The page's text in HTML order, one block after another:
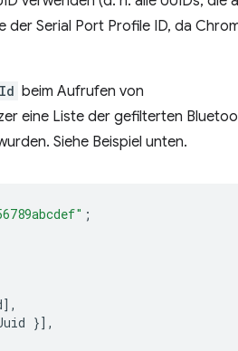
Serial Port Profile ID, da
beim Aufrufen von
eine Liste der gefilterten
Siehe Beispiel unten.
;
],
}],